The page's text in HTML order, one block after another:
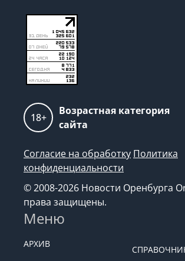
18+
Возрастная категория
сайта
Согласие на обработку Политика
конфиденциальности
© 2008-2026 Новости Оренбурга
права защищены.
Меню
АРХИВ